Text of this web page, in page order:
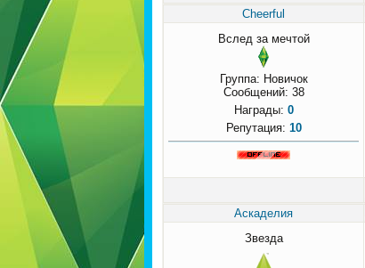
Cheerful
Вслед за мечтой
Группа: Новичок
Сообщений: 38
Награды: 0
Репутация: 10
Аскаделия
Звезда